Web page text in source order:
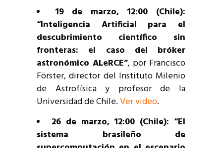
19 de marzo, 12:00 (Chile):
“Inteligencia Artificial para el
descubrimiento científico sin
fronteras: el caso del bróker
astronómico ALeRCE”, por Francisco
Förster, director del Instituto Milenio
de Astrofísica y profesor de la
Universidad de Chile.Ver video.
26 de marzo, 12:00 (Chile): “El
sistema brasileño de